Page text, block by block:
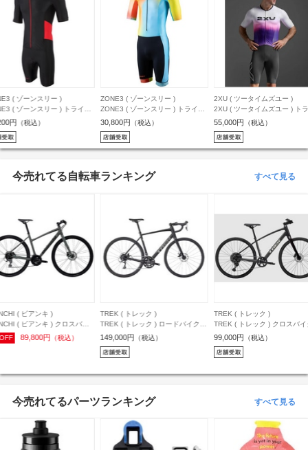
( ゾーンスリー )
( ゾーンスリー ) トライス
MEN’S ACTIVATE SHORT
FULL ZIP TRISUIT ( メ
アクティベート ショートスリ
フルジップ トライスーツ ) ブ
円 （税込）
ZONE3 ( ゾーンスリー )
ZONE3 ( ゾーンスリー ) トライス
ーツ MEN’S ACTIVATE+ SHORT
SLEEVE TRISUIT ( メンズ アクテ
ィベート+ ショートスリーブ トラ
イスーツ ) ネオン/ブラック M
30,800円 （税込）
2XU ( ツータイムズユー )
2XU ( ツータイムズユー ) ト
スーツ LIGHT SPEED REACT
SLEEVED TRISUIT ( ライト
ード リアクト スリーブ トラ
ーツ ) ホワイト/タービュラン
55,000円 （税込）
今売れてる自転車ランキング すべて見る
( ビアンキ )
( ビアンキ ) クロスバイ
SPORT2 DISC ( C スポーツ2
ク ) ロックサンド/ブラック
89,800円 （税込）
TREK ( トレック )
TREK ( トレック ) ロードバイク
DOMANE AL 2 Gen 4 ( ドマーネ
ブラック 54 ( 身長目安175cm前後
149,000円 （税込）
TREK ( トレック )
TREK ( トレック ) クロスバイ
FX 2 STEPOVER GEN 4 カ
170cm前後 )
99,000円 （税込）
今売れてるパーツランキング すべて見る